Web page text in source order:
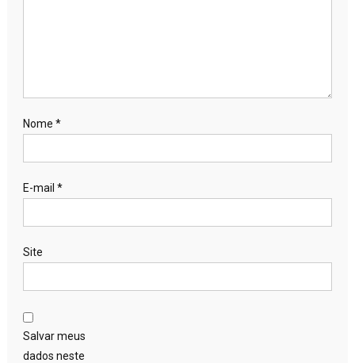
Nome *
E-mail *
Site
Salvar meus
dados neste